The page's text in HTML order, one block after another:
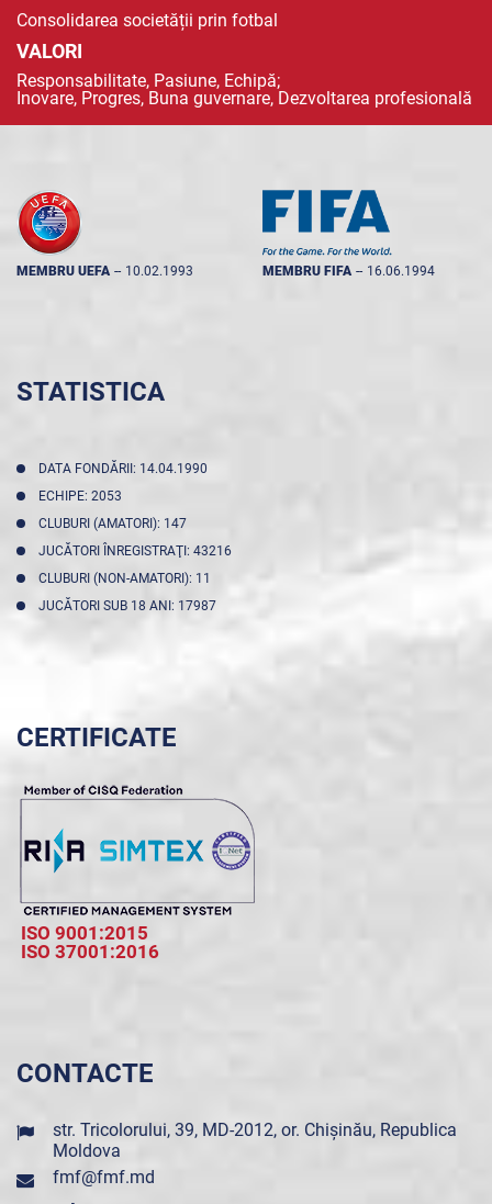
Consolidarea societății prin fotbal
VALORI
Responsabilitate, Pasiune, Echipă;
Inovare, Progres, Buna guvernare, Dezvoltarea profesională
MEMBRU UEFA -- 10.02.1993 MEMBRU FIFA -- 16.06.1994
STATISTICA
DATA FONDĂRII: 14.04.1990
ECHIPE: 2053
CLUBURI (AMATORI): 147
JUCĂTORI ÎNREGISTRAŢI: 43216
CLUBURI (NON-AMATORI): 11
JUCĂTORI SUB 18 ANI: 17987
CERTIFICATE
ISO 9001:2015
ISO 37001:2016
CONTACTE
str. Tricolorului, 39, MD-2012, or. Chișinău, Republica
Moldova
fmf@fmf.md